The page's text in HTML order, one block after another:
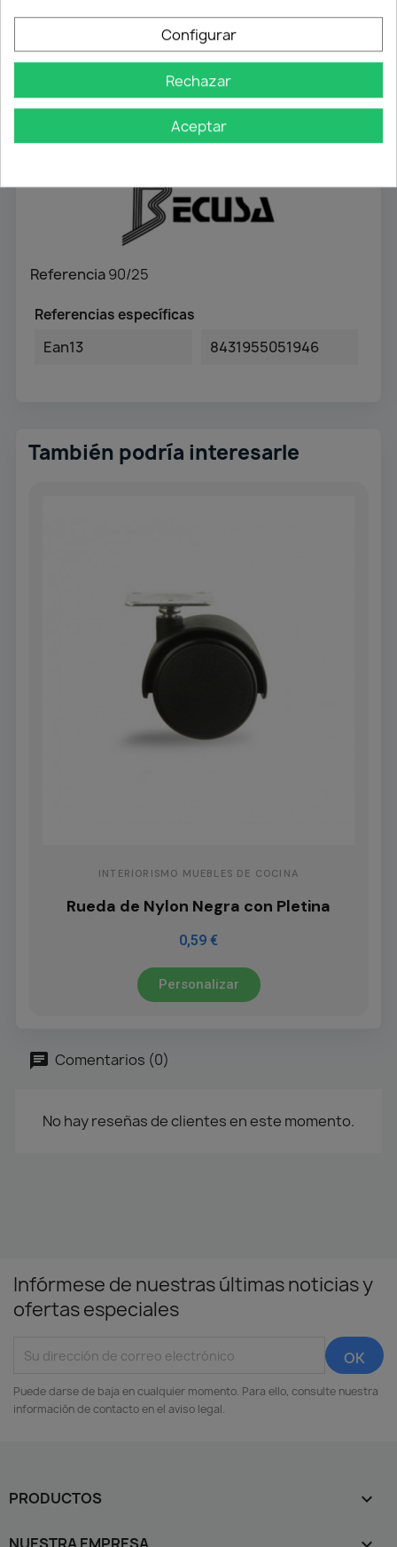
Atención profesional
Te ayudamos con cualquier duda
Referencia90/25
Referencias específicas
Ean13 8431955051946
También podría interesarle
INTERIORISMO MUEBLES DE COCINA
Rueda de Nylon Negra con Pletina
0,59 €
Personalizar
Comentarios (0)
No hay reseñas de clientes en este momento.
Infórmese de nuestras últimas noticias y
ofertas especiales
Puede darse de baja en cualquier momento. Para ello, consulte nuestra
información de contacto en el aviso legal.
PRODUCTOS 
Configurar
Rechazar
Aceptar